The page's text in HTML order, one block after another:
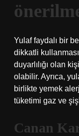
Yulaf faydalı bir
dikkatli
duyarlılığı olan
olabilir. Ayrıca,
birlikte yemek
tüketimi gaz ve
Canan